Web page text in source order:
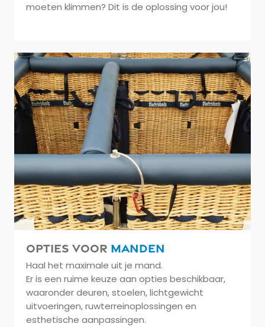
moeten klimmen? Dit is de oplossing voor jou!
Opties voor manden
Haal het maximale uit je mand.
Er is een ruime keuze aan opties beschikbaar,
waaronder deuren, stoelen, lichtgewicht
uitvoeringen, ruwterreinoplossingen en
esthetische aanpassingen.